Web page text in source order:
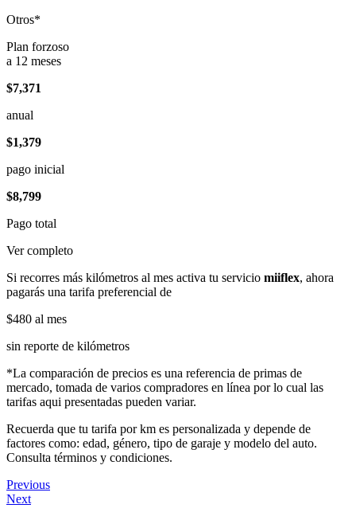
Otros*
Plan forzoso
a 12 meses
$7,371
anual
$1,379
pago inicial
$8,799
Pago total
Ver completo
Si recorres más kilómetros al mes activa tu servicio miiflex, ahora
pagarás una tarifa preferencial de
$480 al mes
sin reporte de kilómetros
*La comparación de precios es una referencia de primas de
mercado, tomada de varios compradores en línea por lo cual las
tarifas aqui presentadas pueden variar.
Recuerda que tu tarifa por km es personalizada y depende de
factores como: edad, género, tipo de garaje y modelo del auto.
Consulta términos y condiciones.
Previous
Next